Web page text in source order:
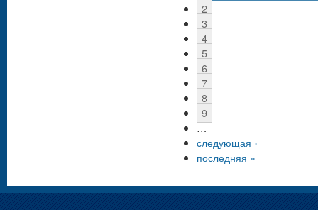
2
3
4
5
6
7
8
9
…
следующая ›
последняя »